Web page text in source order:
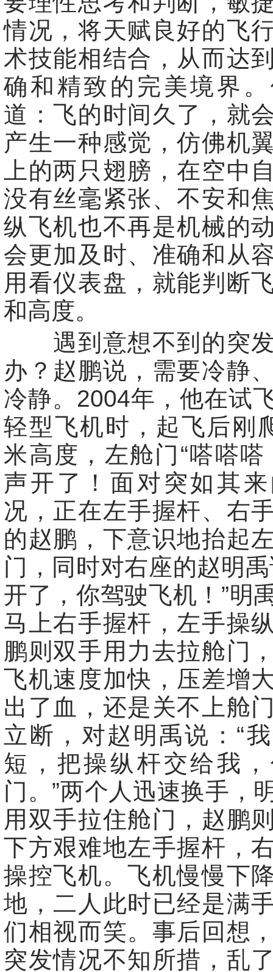
情况，将天赋良好的飞
术技能相结合，从而达
确和精致的完美境界
道：飞的时间久了，就
产生一种感觉，仿佛机
上的两只翅膀，在空中
没有丝毫紧张、不安和
纵飞机也不再是机械的
会更加及时、准确和从
用看仪表盘，就能判断
和高度。
遇到意想不到的突发
办？赵鹏说，需要冷静
冷静。2004年，他在试
轻型飞机时，起飞后刚
米高度，左舱门“嗒嗒嗒
声开了！面对突如其
况，正在左手握杆、右
的赵鹏，下意识地抬起
门，同时对右座的赵明
开了，你驾驶飞机！”明
马上右手握杆，左手操
鹏则双手用力去拉舱门
飞机速度加快，压差增
出了血，还是关不上舱
立断，对赵明禹说：“
短，把操纵杆交给我
门。”两个人迅速换手，
用双手拉住舱门，赵鹏
下方艰难地左手握杆，
操控飞机。飞机慢慢下
地，二人此时已经是满
们相视而笑。事后回想
突发情况不知所措，乱